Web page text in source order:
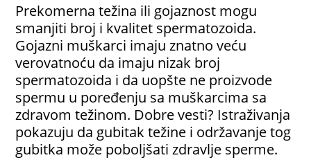
Prekomerna težina ili gojaznost mogu
smanjiti broj i kvalitet spermatozoida.
Gojazni muškarci imaju znatno veću
verovatnoću da imaju nizak broj
spermatozoida i da uopšte ne proizvode
spermu u poređenju sa muškarcima sa
zdravom težinom. Dobre vesti? Istraživanja
pokazuju da gubitak težine i održavanje tog
gubitka može poboljšati zdravlje sperme.